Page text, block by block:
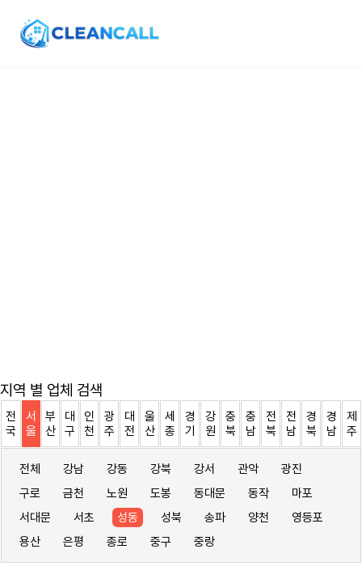
지역 별 업체 검색
전
국
서
울
부
산
대
구
인
천
광
주
대
전
울
산
세
종
경
기
강
원
충
북
충
남
전
북
전
남
경
북
경
남
제
주
전체 강남 강동 강북 강서 관악
광진
구로
금천 노원 도봉 동대문 동작
마포
서대문
서초 성동 성북 송파 양천
영등포
용산
은평 종로 중구 중랑